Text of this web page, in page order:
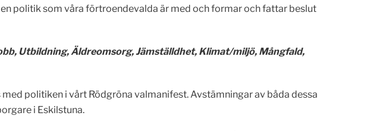
politik som våra förtroendevalda är med och formar och fattar beslut
Utbildning, Äldreomsorg, Jämställdhet, Klimat/miljö, Mångfald,
politiken i vårt Rödgröna valmanifest. Avstämningar av båda dessa
i Eskilstuna.